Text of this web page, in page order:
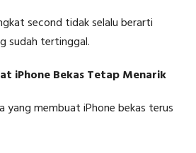
second tidak selalu berarti
sudah tertinggal.
iPhone Bekas Tetap Menarik
membuat iPhone bekas terus